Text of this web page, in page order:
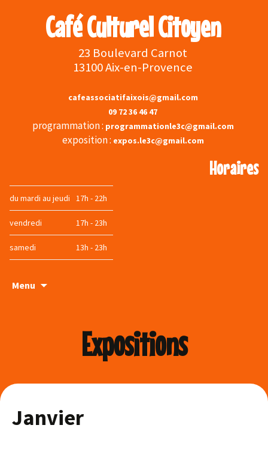
Café Culturel Citoyen
23 Boulevard Carnot
13100 Aix-en-Provence
cafeassociatifaixois@gmail.com
09 72 36 46 47
programmation : programmationle3c@gmail.com
exposition : expos.le3c@gmail.com
Horaires
du mardi au jeudi 17h - 22h
vendredi 17h - 23h
samedi 13h - 23h
Menu
Expositions
Janvier